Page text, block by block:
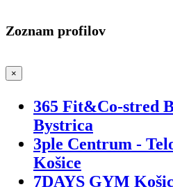
Zoznam profilov
×
365 Fit&Co-stred
Bystrica
3ple Centrum -
Košice
7DAYS GYM